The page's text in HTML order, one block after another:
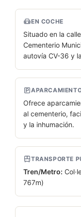
EN COCHE
Situado en la
Cementerio
autovía CV-36 y
Ofrece
al cementerio,
y la inhumación.
TRANSPORTE
Tren/Metro:
767m)